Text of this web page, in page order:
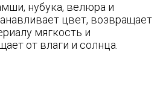
нубука, велюра и
цвет, возвращает
мягкость и
от влаги и солнца.